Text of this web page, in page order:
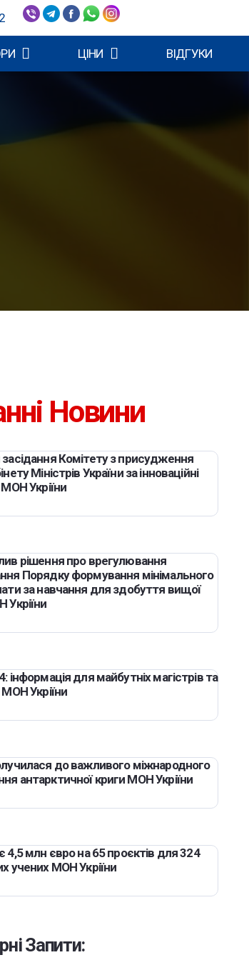
ЦІНИ ВІДГУКИ
Новини
засідання Комітету з присудження
Міністрів України за інноваційні
МОН Укріїни
рішення про врегулювання
Порядку формування мінімального
за навчання для здобуття вищої
Укріїни
інформація для майбутніх магістрів та
МОН Укріїни
до важливого міжнародного
антарктичної криги МОН Укріїни
4,5 млн євро на 65 проєктів для 324
учених МОН Укріїни
Запити: